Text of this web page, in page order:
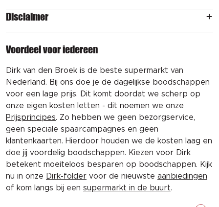
Disclaimer
Voordeel voor iedereen
Dirk van den Broek is de beste supermarkt van
Nederland. Bij ons doe je de dagelijkse boodschappen
voor een lage prijs. Dit komt doordat we scherp op
onze eigen kosten letten - dit noemen we onze
Prijsprincipes. Zo hebben we geen bezorgservice,
geen speciale spaarcampagnes en geen
klantenkaarten. Hierdoor houden we de kosten laag en
doe jij voordelig boodschappen. Kiezen voor Dirk
betekent moeiteloos besparen op boodschappen. Kijk
nu in onze Dirk-folder voor de nieuwste aanbiedingen
of kom langs bij een supermarkt in de buurt.